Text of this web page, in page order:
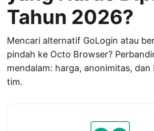
Tahun 2026?
Mencari alternatif GoLogin atau
pindah ke Octo Browser?
mendalam: harga, anonimitas, dan
tim.